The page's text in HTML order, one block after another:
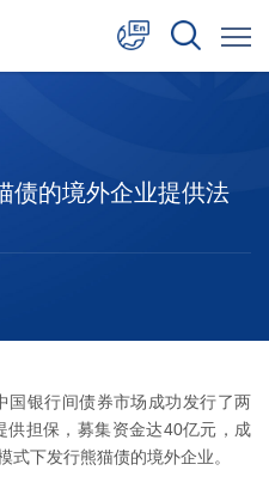
語
债的境外企业提供法
国银行间债券市场成功发行了两
供担保，募集资金达40亿元，成
式下发行熊猫债的境外企业。